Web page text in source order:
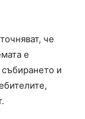
че
е
и